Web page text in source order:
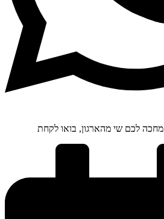
מחכה לכם שי מהארגון, בואו לקחת